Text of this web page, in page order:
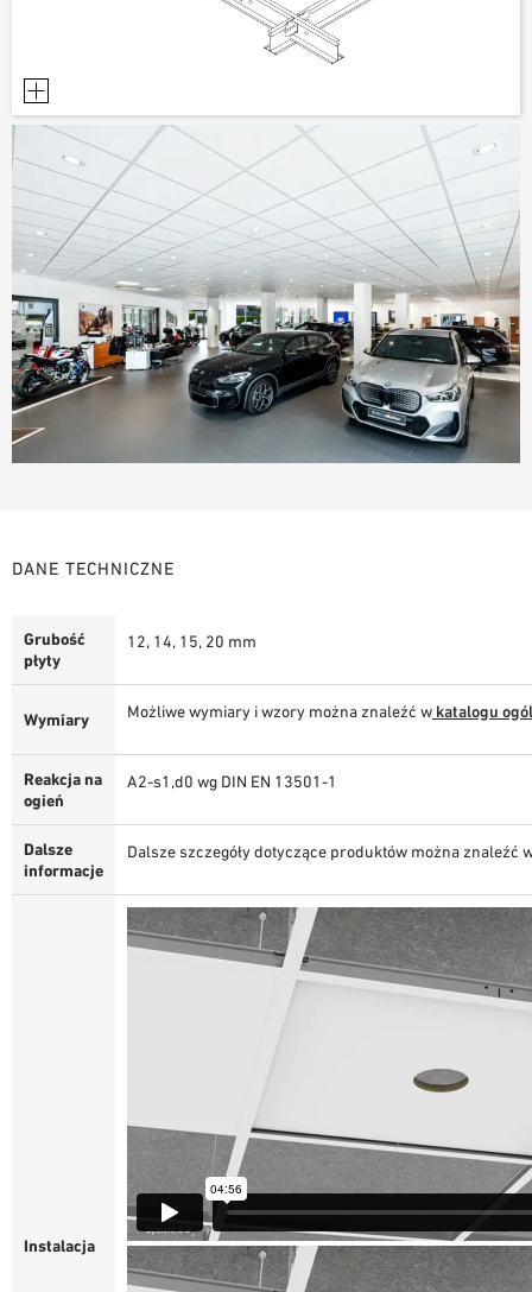
WIDEO
ZAMÓWIENIE PRÓBKI
DANE TECHNICZNE
Grubość
płyty
12, 14, 15, 20 mm
Wymiary Możliwe wymiary i wzory można znaleźć w katalogu
Reakcja na
ogień
A2-s1,d0 wg DIN EN 13501-1
Dalsze
informacje
Dalsze szczegóły dotyczące produktów można znaleźć
Instalacja